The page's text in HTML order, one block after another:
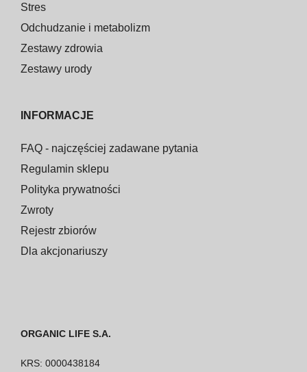
Stres
Odchudzanie i metabolizm
Zestawy zdrowia
Zestawy urody
INFORMACJE
FAQ - najczęściej zadawane pytania
Regulamin sklepu
Polityka prywatności
Zwroty
Rejestr zbiorów
Dla akcjonariuszy
ORGANIC LIFE S.A.
KRS: 0000438184